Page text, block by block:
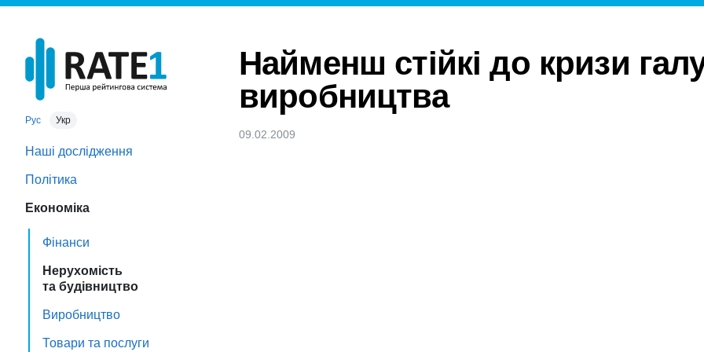
Рус Укр
Наші дослідження
Політика
Економіка
Фінанси
Нерухомість
та будівництво
Виробництво
Товари та послуги
Найменш стійкі до кризи
виробництва
09.02.2009